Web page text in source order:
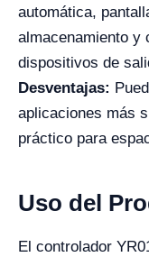
automática,
almacenamiento y
dispositivos de
Desventajas:
aplicaciones más
práctico para
Uso del
El controlador